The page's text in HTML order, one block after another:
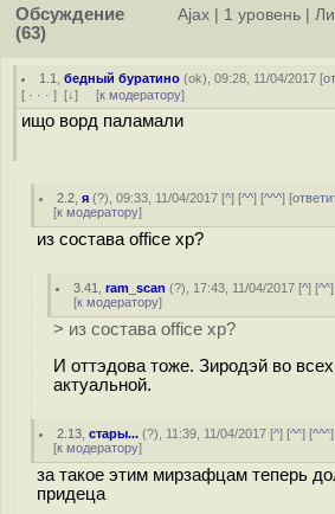
Обсуждение
(63)
Ajax 1 уровень
1.1 ,бедный буратино (ok), 09:28, 11/04/2017 [
[ · · · ] [↓] [к модератору]
ищо ворд паламали
2.2 ,я (?), 09:33, 11/04/2017 [^] [^^] [^^^] [
[к модератору]
из состава office xp?
3.41 ,ram_scan (?), 17:43, 11/04/2017 [^] [^^
[к модератору]
> из состава office xp?
И оттэдова тоже. Зиродэй во
актуальной.
2.13 ,стары... (?), 11:39, 11/04/2017 [^] [^^] [^^^
[к модератору]
за такое этим мирзафцам теперь
придеца